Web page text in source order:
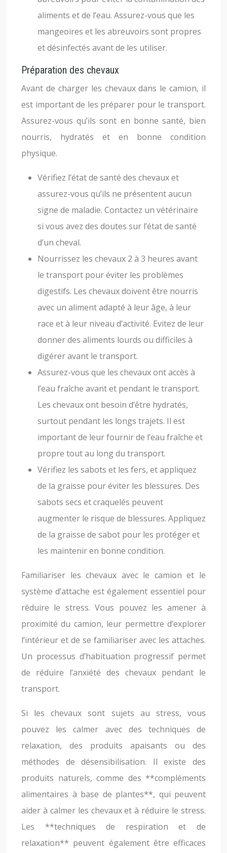
aliments et de l’eau. Assurez-vous que les
mangeoires et les abreuvoirs sont propres
et désinfectés avant de les utiliser.
Préparation des chevaux
Avant de charger les chevaux dans le camion, il
est important de les préparer pour le transport.
Assurez-vous qu’ils sont en bonne santé, bien
nourris, hydratés et en bonne condition
physique.
Vérifiez l’état de santé des chevaux et
assurez-vous qu’ils ne présentent aucun
signe de maladie. Contactez un vétérinaire
si vous avez des doutes sur l’état de santé
d’un cheval.
Nourrissez les chevaux 2 à 3 heures avant
le transport pour éviter les problèmes
digestifs. Les chevaux doivent être nourris
avec un aliment adapté à leur âge, à leur
race et à leur niveau d’activité. Evitez de leur
donner des aliments lourds ou difficiles à
digérer avant le transport.
Assurez-vous que les chevaux ont accès à
l’eau fraîche avant et pendant le transport.
Les chevaux ont besoin d’être hydratés,
surtout pendant les longs trajets. Il est
important de leur fournir de l’eau fraîche et
propre tout au long du transport.
Vérifiez les sabots et les fers, et appliquez
de la graisse pour éviter les blessures. Des
sabots secs et craquelés peuvent
augmenter le risque de blessures. Appliquez
de la graisse de sabot pour les protéger et
les maintenir en bonne condition.
Familiariser les chevaux avec le camion et le
système d’attache est également essentiel pour
réduire le stress. Vous pouvez les amener à
proximité du camion, leur permettre d’explorer
l’intérieur et de se familiariser avec les attaches.
Un processus d’habituation progressif permet
de réduire l’anxiété des chevaux pendant le
transport.
Si les chevaux sont sujets au stress, vous
pouvez les calmer avec des techniques de
relaxation, des produits apaisants ou des
méthodes de désensibilisation. Il existe des
produits naturels, comme des **compléments
alimentaires à base de plantes**, qui peuvent
aider à calmer les chevaux et à réduire le stress.
Les **techniques de respiration et de
relaxation** peuvent également être efficaces